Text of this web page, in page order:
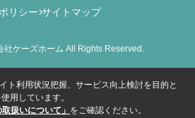
リシー サイトマップ
社ケーズホーム All Rights Reserved.
ト利用状況把握、サービス向上検討を目的と
用しています。
取扱いについて」 をご確認ください。